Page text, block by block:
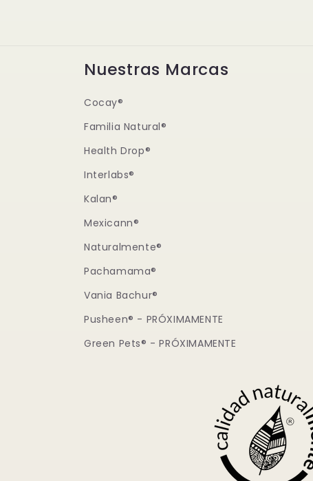
Nuestras Marcas
Cocay®
Familia Natural®
Health Drop®
Interlabs®
Kalan®
Mexicann®
Naturalmente®
Pachamama®
Vania Bachur®
Pusheen® - PRÓXIMAMENTE
Green Pets® - PRÓXIMAMENTE